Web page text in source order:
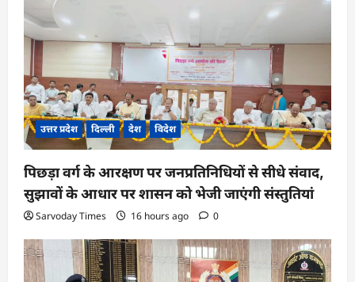
उत्तर प्रदेश दिल्ली देश विदेश
पिछड़ा वर्ग के आरक्षण पर जनप्रतिनिधियों से सीधे संवाद,
सुझावों के आधार पर शासन को भेजी जाएंगी संस्तुतियां
Sarvoday Times 16 hours ago 0